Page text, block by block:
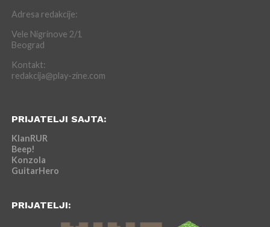
Adresa redakcije:
Vele Nigrinove 2/1
Beograd
Kontakt:
redakcija@play-zine.com
PRIJATELJI SAJTA:
KlanRUR
Beep!
Konzola
GuitarHero
PRIJATELJI: